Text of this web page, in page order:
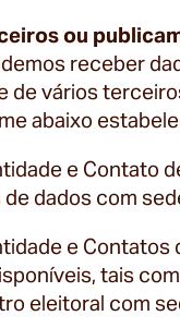
ou
receber
de vários
abaixo
e Contato
dados com
e Contatos
tais
eleitoral com